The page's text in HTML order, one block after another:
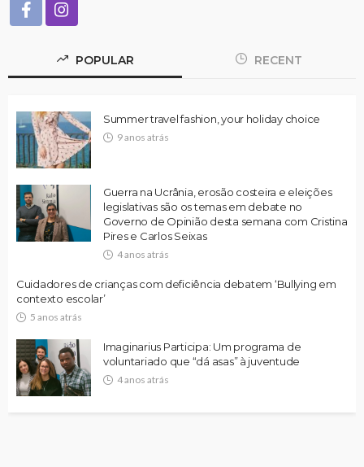
POPULAR RECENT
Summer travel fashion, your holiday choice
9 anos atrás
Guerra na Ucrânia, erosão costeira e eleições
legislativas são os temas em debate no
Governo de Opinião desta semana com Cristina
Pires e Carlos Seixas
4 anos atrás
Cuidadores de crianças com deficiência debatem ‘Bullying em
contexto escolar’
5 anos atrás
Imaginarius Participa: Um programa de
voluntariado que “dá asas” à juventude
4 anos atrás